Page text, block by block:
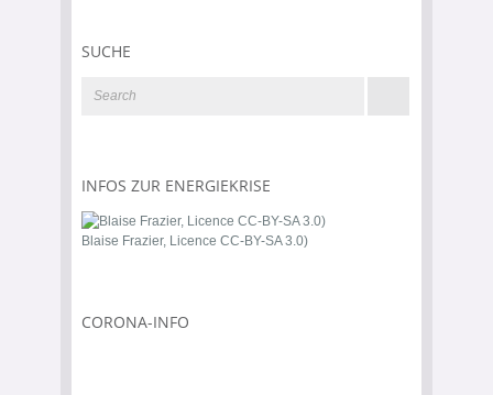
SUCHE
INFOS ZUR ENERGIEKRISE
Blaise Frazier, Licence CC-BY-SA 3.0)
CORONA-INFO